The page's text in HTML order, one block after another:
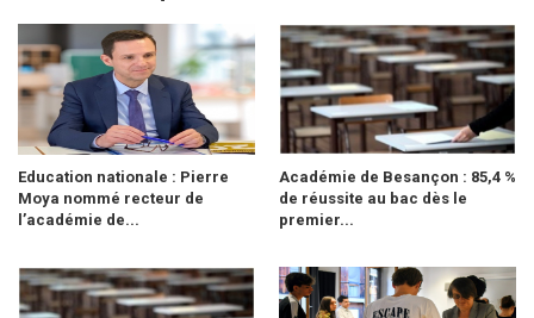
Education nationale : Pierre
Moya nommé recteur de
l’académie de...
Académie de Besançon : 85,4 %
de réussite au bac dès le
premier...